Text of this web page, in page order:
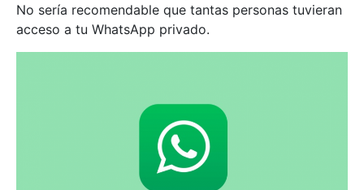
No sería recomendable que tantas personas tuvieran
acceso a tu WhatsApp privado.